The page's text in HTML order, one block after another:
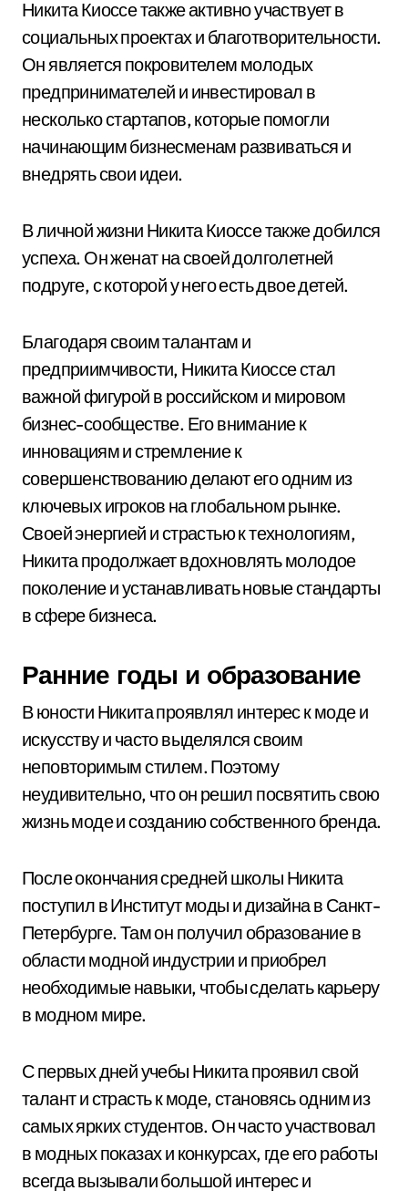
Никита Киоссе также активно участвует в
социальных проектах и благотворительности.
Он является покровителем молодых
предпринимателей и инвестировал в
несколько стартапов, которые помогли
начинающим бизнесменам развиваться и
внедрять свои идеи.
В личной жизни Никита Киоссе также добился
успеха. Он женат на своей долголетней
подруге, с которой у него есть двое детей.
Благодаря своим талантам и
предприимчивости, Никита Киоссе стал
важной фигурой в российском и мировом
бизнес-сообществе. Его внимание к
инновациям и стремление к
совершенствованию делают его одним из
ключевых игроков на глобальном рынке.
Своей энергией и страстью к технологиям,
Никита продолжает вдохновлять молодое
поколение и устанавливать новые стандарты
в сфере бизнеса.
Ранние годы и образование
В юности Никита проявлял интерес к моде и
искусству и часто выделялся своим
неповторимым стилем. Поэтому
неудивительно, что он решил посвятить свою
жизнь моде и созданию собственного бренда.
После окончания средней школы Никита
поступил в Институт моды и дизайна в Санкт-
Петербурге. Там он получил образование в
области модной индустрии и приобрел
необходимые навыки, чтобы сделать карьеру
в модном мире.
С первых дней учебы Никита проявил свой
талант и страсть к моде, становясь одним из
самых ярких студентов. Он часто участвовал
в модных показах и конкурсах, где его работы
всегда вызывали большой интерес и